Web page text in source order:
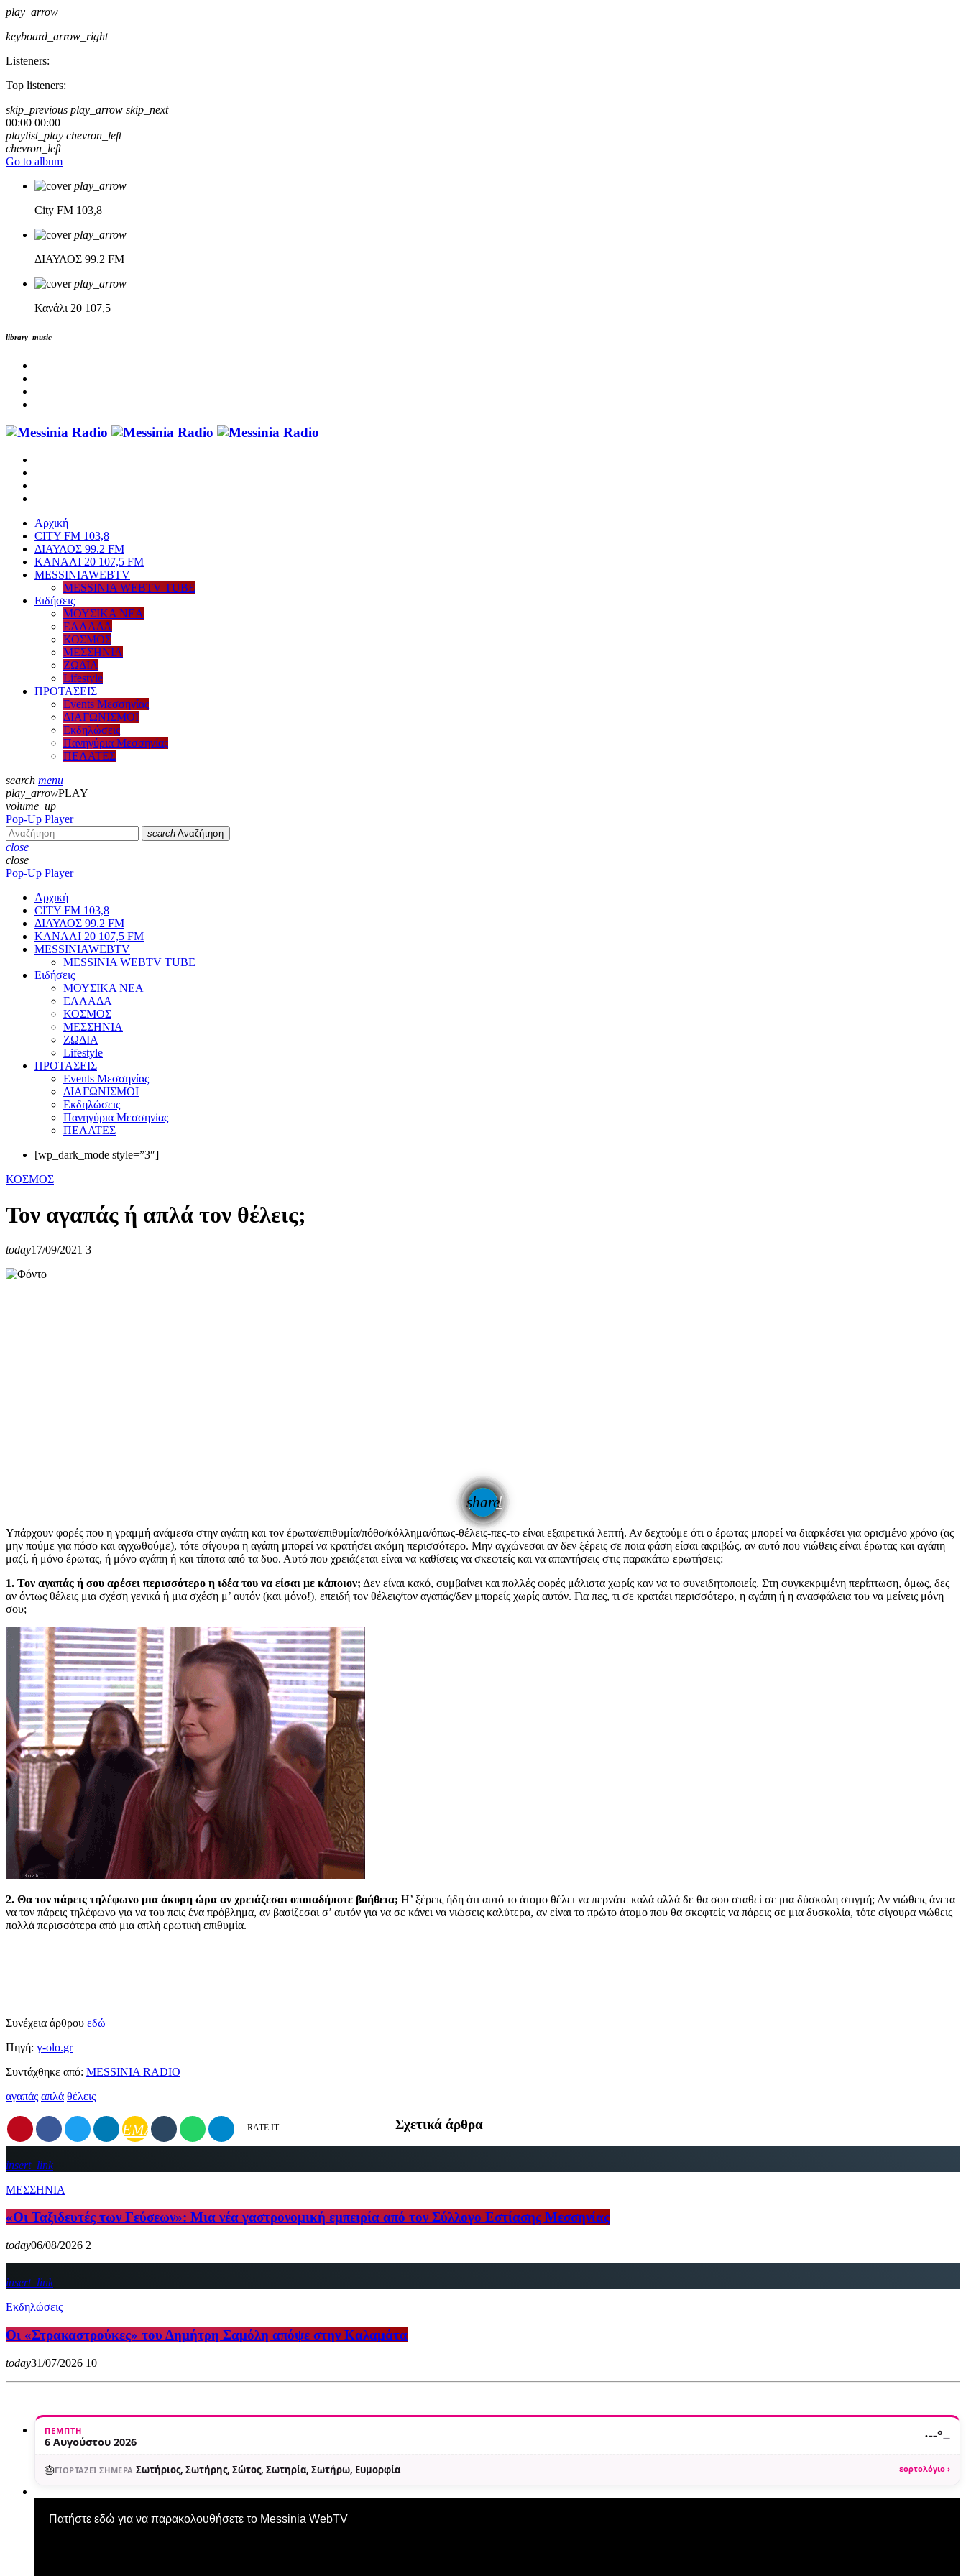
play_arrow
keyboard_arrow_right
Listeners:
Top listeners:
skip_previous play_arrow skip_next
00:00 00:00
playlist_play chevron_left
chevron_left
Go to album
play_arrow
City FM 103,8
play_arrow
ΔΙΑΥΛΟΣ 99.2 FM
play_arrow
Κανάλι 20 107,5
library_music
Αρχική
CITY FM 103,8
ΔΙΑΥΛΟΣ 99.2 FM
ΚΑΝΑΛΙ 20 107,5 FM
MESSINIAWEBTV
MESSINIA WEBTV TUBE
Eιδήσεις
ΜΟΥΣΙΚΑ ΝΕΑ
ΕΛΛΑΔΑ
ΚΟΣΜΟΣ
ΜΕΣΣΗΝΙΑ
ΖΩΔΙΑ
Lifestyle
ΠΡΟΤΑΣΕΙΣ
Events Μεσσηνίας
ΔΙΑΓΩΝΙΣΜΟΙ
Εκδηλώσεις
Πανηγύρια Μεσσηνίας
ΠΕΛΑΤΕΣ
search menu
play_arrowPLAY
volume_up
Pop-Up Player
search Αναζήτηση
close
close
Pop-Up Player
Αρχική
CITY FM 103,8
ΔΙΑΥΛΟΣ 99.2 FM
ΚΑΝΑΛΙ 20 107,5 FM
MESSINIAWEBTV
MESSINIA WEBTV TUBE
Eιδήσεις
ΜΟΥΣΙΚΑ ΝΕΑ
ΕΛΛΑΔΑ
ΚΟΣΜΟΣ
ΜΕΣΣΗΝΙΑ
ΖΩΔΙΑ
Lifestyle
ΠΡΟΤΑΣΕΙΣ
Events Μεσσηνίας
ΔΙΑΓΩΝΙΣΜΟΙ
Εκδηλώσεις
Πανηγύρια Μεσσηνίας
ΠΕΛΑΤΕΣ
[wp_dark_mode style=”3″]
ΚΟΣΜΟΣ
Τον αγαπάς ή απλά τον θέλεις;
today17/09/2021 3
share
email
Υπάρχουν φορές που η γραμμή ανάμεσα στην αγάπη και τον έρωτα/επιθυμία/πόθο/κόλλημα/όπως-θέλεις-πες-το είναι εξαιρετικά λεπτή. Αν δεχτούμε ότι ο έρωτας μπορεί να διαρκέσει για ορισμένο χρόνο (ας
μην πούμε για πόσο και αγχωθούμε), τότε σίγουρα η αγάπη μπορεί να κρατήσει ακόμη περισσότερο. Μην αγχώνεσαι αν δεν ξέρεις σε ποια φάση είσαι ακριβώς, αν αυτό που νιώθεις είναι έρωτας και αγάπη
μαζί, ή μόνο έρωτας, ή μόνο αγάπη ή και τίποτα από τα δυο. Αυτό που χρειάζεται είναι να καθίσεις να σκεφτείς και να απαντήσεις στις παρακάτω ερωτήσεις:
1. Τον αγαπάς ή σου αρέσει περισσότερο η ιδέα του να είσαι με κάποιον; Δεν είναι κακό, συμβαίνει και πολλές φορές μάλιστα χωρίς καν να το συνειδητοποιείς. Στη συγκεκριμένη περίπτωση, όμως, δες
αν όντως θέλεις μια σχέση γενικά ή μια σχέση μ’ αυτόν (και μόνο!), επειδή τον θέλεις/τον αγαπάς/δεν μπορείς χωρίς αυτόν. Για πες, τι σε κρατάει περισσότερο, η αγάπη ή η ανασφάλεια του να μείνεις μόνη
σου;
2. Θα τον πάρεις τηλέφωνο μια άκυρη ώρα αν χρειάζεσαι οποιαδήποτε βοήθεια; Η’ ξέρεις ήδη ότι αυτό το άτομο θέλει να περνάτε καλά αλλά δε θα σου σταθεί σε μια δύσκολη στιγμή; Αν νιώθεις άνετα
να τον πάρεις τηλέφωνο για να του πεις ένα πρόβλημα, αν βασίζεσαι σ’ αυτόν για να σε κάνει να νιώσεις καλύτερα, αν είναι το πρώτο άτομο που θα σκεφτείς να πάρεις σε μια δυσκολία, τότε σίγουρα νιώθεις
πολλά περισσότερα από μια απλή ερωτική επιθυμία.
Συνέχεια άρθρου εδώ
Πηγή: y-olo.gr
Συντάχθηκε από: MESSINIA RADIO
αγαπάς απλά θέλεις
EMAIL RATE IT Σχετικά άρθρα
insert_link
ΜΕΣΣΗΝΙΑ
«Οι Ταξιδευτές των Γεύσεων»: Μια νέα γαστρονομική εμπειρία από τον Σύλλογο Εστίασης Μεσσηνίας
today06/08/2026 2
insert_link
Εκδηλώσεις
Οι «Στρακαστρούκες» του Δημήτρη Σαμόλη απόψε στην Καλαμάτα
today31/07/2026 10
ΠΈΜΠΤΗ
6 Αυγούστου 2026 ·--°—
🎂ΓΙΟΡΤΆΖΕΙ ΣΉΜΕΡΑ Σωτήριος, Σωτήρης, Σώτος, Σωτηρία, Σωτήρω, Ευμορφία εορτολόγιο ›
Πατήστε εδώ για να παρακολουθήσετε το Messinia WebTV